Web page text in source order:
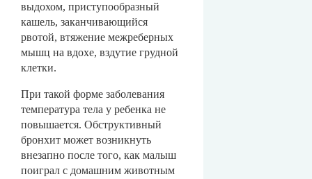
выдохом, приступообразный
кашель, заканчивающийся
рвотой, втяжение межреберных
мышц на вдохе, вздутие грудной
клетки.
При такой форме заболевания
температура тела у ребенка не
повышается. Обструктивный
бронхит может возникнуть
внезапно после того, как малыш
поиграл с домашним животным